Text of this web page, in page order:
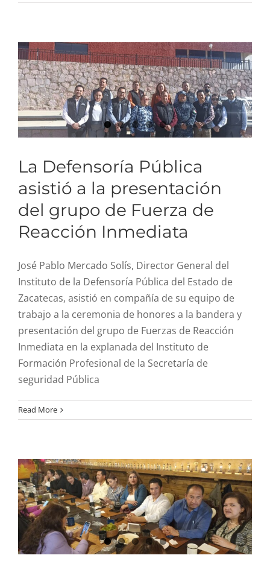
Reacción Inmediata
La Defensoría Pública
asistió a la presentación
del grupo de Fuerza de
Reacción Inmediata
José Pablo Mercado Solís, Director General del
Instituto de la Defensoría Pública del Estado de
Zacatecas, asistió en compañía de su equipo de
trabajo a la ceremonia de honores a la bandera y
presentación del grupo de Fuerzas de Reacción
Inmediata en la explanada del Instituto de
Formación Profesional de la Secretaría de
seguridad Pública
Read MoreEl titular de la Defensoría
Pública felicitó a todas las